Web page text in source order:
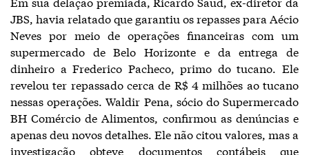
JBS, havia relatado que garantiu os repasses para Aécio
Neves por meio de operações financeiras com um
supermercado de Belo Horizonte e da entrega de
dinheiro a Frederico Pacheco, primo do tucano. Ele
revelou ter repassado cerca de R$ 4 milhões ao tucano
nessas operações. Waldir Pena, sócio do Supermercado
BH Comércio de Alimentos, confirmou as denúncias e
apenas deu novos detalhes. Ele não citou valores, mas a
investigação obteve documentos contábeis que